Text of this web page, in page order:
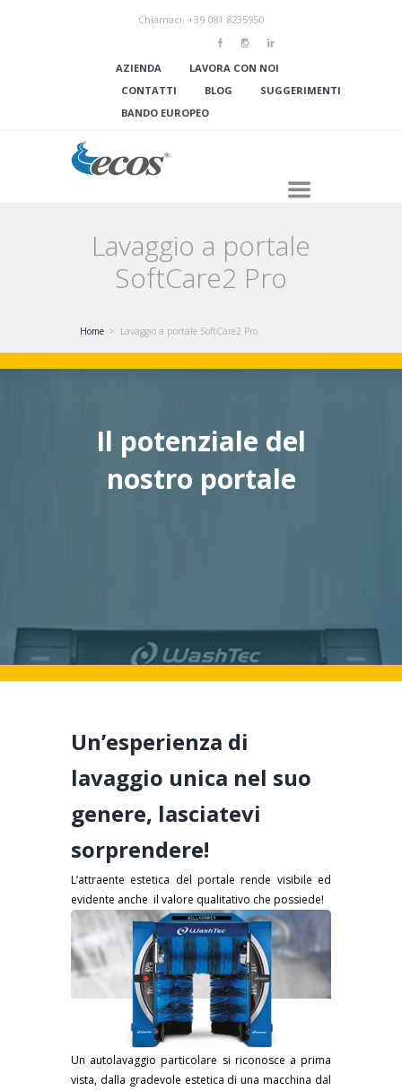
Chiamaci: +39 081 8235950
AZIENDA
LAVORA CON NOI
CONTATTI
BLOG
SUGGERIMENTI
BANDO EUROPEO
Lavaggio a portale
SoftCare2 Pro
Home Lavaggio a portale SoftCare2 Pro
Il potenziale del
nostro portale
Un’esperienza di
lavaggio unica nel suo
genere, lasciatevi
sorprendere!
L’attraente estetica del portale rende visibile ed
evidente anche il valore qualitativo che possiede!
Un autolavaggio particolare si riconosce a prima
vista, dalla gradevole estetica di una macchina dal